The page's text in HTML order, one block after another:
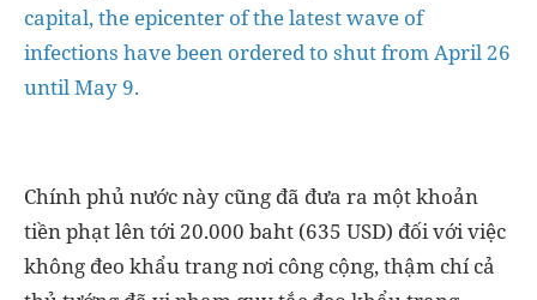
capital, the epicenter of the latest wave of
infections have been ordered to shut from April 26
until May 9.
Chính phủ nước này cũng đã đưa ra một khoản
tiền phạt lên tới 20.000 baht (635 USD) đối với việc
không đeo khẩu trang nơi công cộng, thậm chí cả